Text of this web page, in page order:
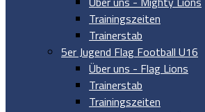
Trainingszeiten
Trainerstab
5er Jugend Flag Football U16
Über uns - Flag Lions
Trainerstab
Trainingszeiten